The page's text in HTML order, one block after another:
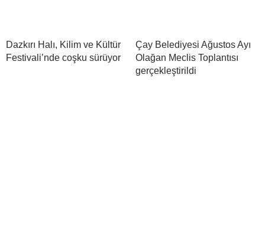
Dazkırı Halı, Kilim ve Kültür
Festivali’nde coşku sürüyor
Çay Belediyesi Ağustos Ayı
Olağan Meclis Toplantısı
gerçekleştirildi